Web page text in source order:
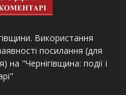
Використання
посилання (для
на "Чернігівщина: події і